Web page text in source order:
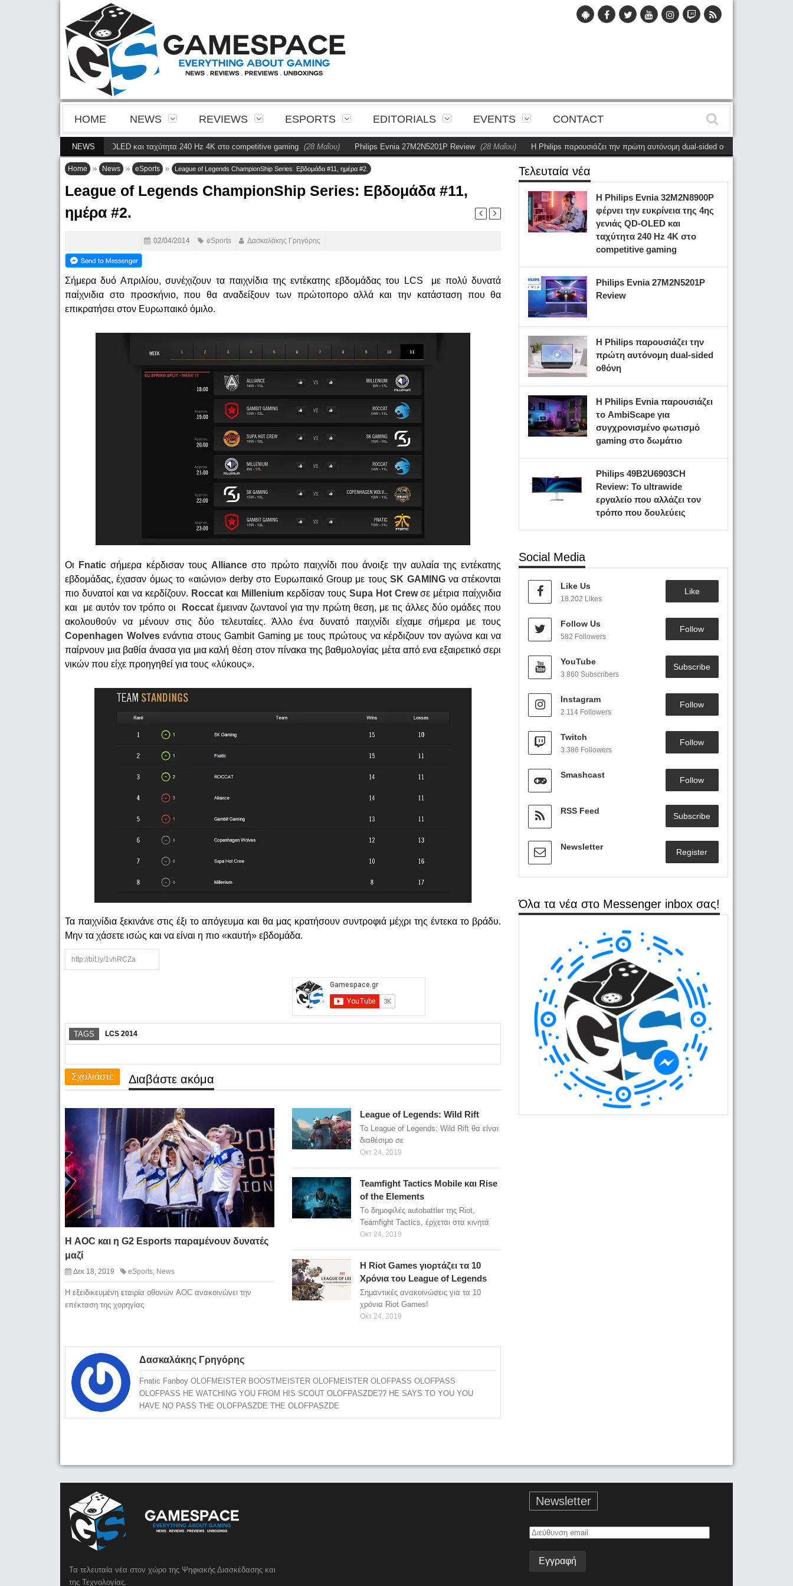
HOME NEWS REVIEWS ESPORTS EDITORIALS EVENTS CONTACT
NEWS
της 4ης γενιάς QD-OLED και ταχύτητα 240 Hz 4K στο competitive gaming (28 Μαΐου) Philips Evnia 27M2N5201P Review (28 Μαΐου) Η Philips παρουσιάζει την πρώτη αυτόνομη dual-sided οθόνη
Home » News » eSports » League of Legends ChampionShip Series: Εβδομάδα #11, ημέρα #2.
League of Legends ChampionShip Series: Εβδομάδα #11,
ημέρα #2.
02/04/2014 eSports Δασκαλάκης Γρηγόρης
Σήμερα δυό Απριλίου, συνέχιζουν τα παιχνίδια της εντέκατης εβδομάδας του LCS με πολύ δυνατά
παίχνιδια στο προσκήνιο, που θα αναδείξουν των πρώτοπορο αλλά και την κατάσταση που θα
επικρατήσει στον Ευρωπαικό όμιλο.
Οι Fnatic σήμερα κέρδισαν τους Alliance στο πρώτο παιχνίδι που άνοιξε την αυλαία της εντέκατης
εβδομάδας, έχασαν όμως το «αιώνιο» derby στο Ευρωπαικό Group με τουςSK GAMINGνα στέκονται
πιο δυνατοί και να κερδίζουν. Roccatκαι Milleniumκερδίσαν τους Supa Hot Crewσε μέτρια παίχνιδια
και με αυτόν τον τρόπο οι
Roccat έμειναν ζωντανοί για την πρώτη θεση, με τις άλλες δύο ομάδες που
ακολουθούν να μένουν στις δύο τελευταίες. Άλλο ένα δυνατό παιχνίδι είχαμε σήμερα με τους
Copenhagen Wolvesενάντια στους Gambit Gaming με τους πρώτους να κέρδιζουν τον αγώνα και να
παίρνουν μια βαθία άνασα για μια καλή θέση στον πίνακα της βαθμολογίας μέτα από ενα εξαιρετικό σερι
νικών που είχε προηγηθεί για τους «λύκους».
Τα παιχνίδια ξεκινάνε στις έξι το απόγευμα και θα μας κρατήσουν συντροφιά μέχρι της έντεκα το βράδυ.
Μην τα χάσετε ισώς και να είναι η πιο «καυτή» εβδομάδα.
TAGS LCS 2014
Σχολιάστε Διαβάστε ακόμα
Η AOC και η G2 Esports παραμένουν δυνατές
μαζί
Δεκ 18, 2019 eSports News
Η εξειδικευμένη εταιρία οθονών AOC ανακοινώνει την
επέκταση της χορηγίας
League of Legends: Wild Rift
Το League of Legends: Wild Rift θα είναι
διαθέσιμο σε
Οκτ 24, 2019
Teamfight Tactics Mobile και Rise
of the Elements
Tο δημοφιλές autobattler της Riot,
Teamfight Tactics, έρχεται στα κινητά
Οκτ 24, 2019
H Riot Games γιορτάζει τα 10
Χρόνια του League of Legends
Σημαντικές ανακοινώσεις για τα 10
χρόνια Riot Games!
Οκτ 24, 2019
Δασκαλάκης Γρηγόρης
Fnatic Fanboy OLOFMEISTER BOOSTMEISTER OLOFMEISTER OLOFPASS OLOFPASS
OLOFPASS HE WATCHING YOU FROM HIS SCOUT OLOFPASZDE?? HE SAYS TO YOU YOU
HAVE NO PASS THE OLOFPASZDE THE OLOFPASZDE
Τελευταία νέα
Η Philips Evnia 32M2N8900P
φέρνει την ευκρίνεια της 4ης
γενιάς QD-OLED και
ταχύτητα 240 Hz 4K στο
competitive gaming
Philips Evnia 27M2N5201P
Review
Η Philips παρουσιάζει την
πρώτη αυτόνομη dual-sided
οθόνη
Η Philips Evnia παρουσιάζει
το AmbiScape για
συγχρονισμένο φωτισμό
gaming στο δωμάτιο
Philips 49B2U6903CH
Review: Το ultrawide
εργαλείο που αλλάζει τον
τρόπο που δουλεύεις
Social Media
Like Us
18.202 Likes
Like
Follow Us
582 Followers
Follow
YouTube
3.860 Subscribers
Subscribe
Instagram
2.114 Followers
Follow
Twitch
3.386 Followers
Follow
Smashcast
Follow
RSS Feed
Subscribe
Newsletter
Register
Όλα τα νέα στο Messenger inbox σας!
Τα τελευταία νέα στον χώρο της Ψηφιακής Διασκέδασης και
της Τεχνολογίας.
Newsletter
Διεύθυνση